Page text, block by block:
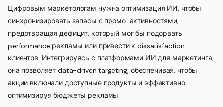
Цифровым маркетологам нужна оптимизация ИИ, чтобы
синхронизировать запасы с промо-активностями,
предотвращая дефицит, который мог бы подорвать
performance рекламы или привести к dissatisfaction
клиентов. Интегрируясь с платформами ИИ для маркетинга,
она позволяет data-driven targeting, обеспечивая, чтобы
акции включали доступные продукты и эффективно
оптимизируя бюджеты рекламы.